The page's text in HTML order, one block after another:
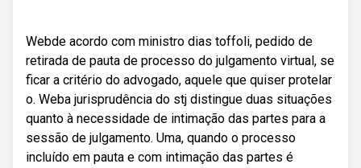
Webde acordo com ministro dias toffoli, pedido de
retirada de pauta de processo do julgamento virtual, se
ficar a critério do advogado, aquele que quiser protelar
o. Weba jurisprudência do stj distingue duas situações
quanto à necessidade de intimação das partes para a
sessão de julgamento. Uma, quando o processo
incluído em pauta e com intimação das partes é